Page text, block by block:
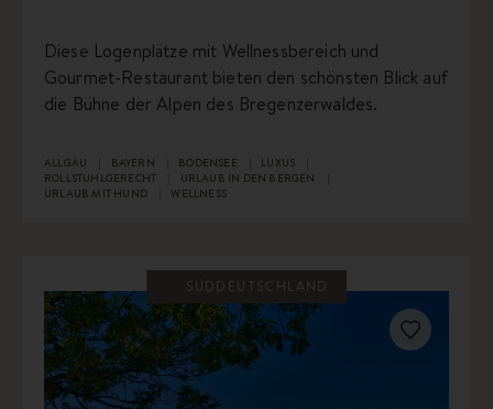
Diese Logenplätze mit Wellnessbereich und
Gourmet-Restaurant bieten den schönsten Blick auf
die Bühne der Alpen des Bregenzerwaldes.
ALLGÄU BAYERN BODENSEE
LUXUS
ROLLSTUHLGERECHT
URLAUB IN DEN BERGEN
URLAUB MIT HUND
WELLNESS
SÜDDEUTSCHLAND